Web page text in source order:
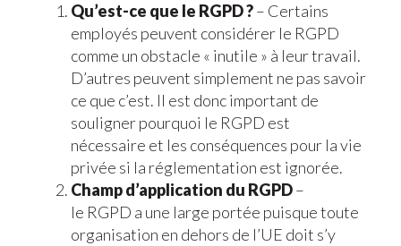
Qu’est-ce que le RGPD ?– Certains
employés peuvent considérer le RGPD
comme un obstacle « inutile » à leur travail.
D’autres peuvent simplement ne pas savoir
ce que c’est. Il est donc important de
souligner pourquoi le RGPD est
nécessaire et les conséquences pour la vie
privée si la réglementation est ignorée.
Champ d’application du RGPD–
le RGPD a une large portée puisque toute
organisation en dehors de l’UE doit s’y